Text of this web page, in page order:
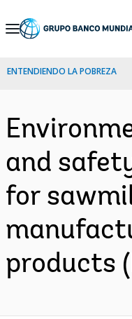
Skip
Navigation
ENTENDIENDO LA POBREZA
and
for
products